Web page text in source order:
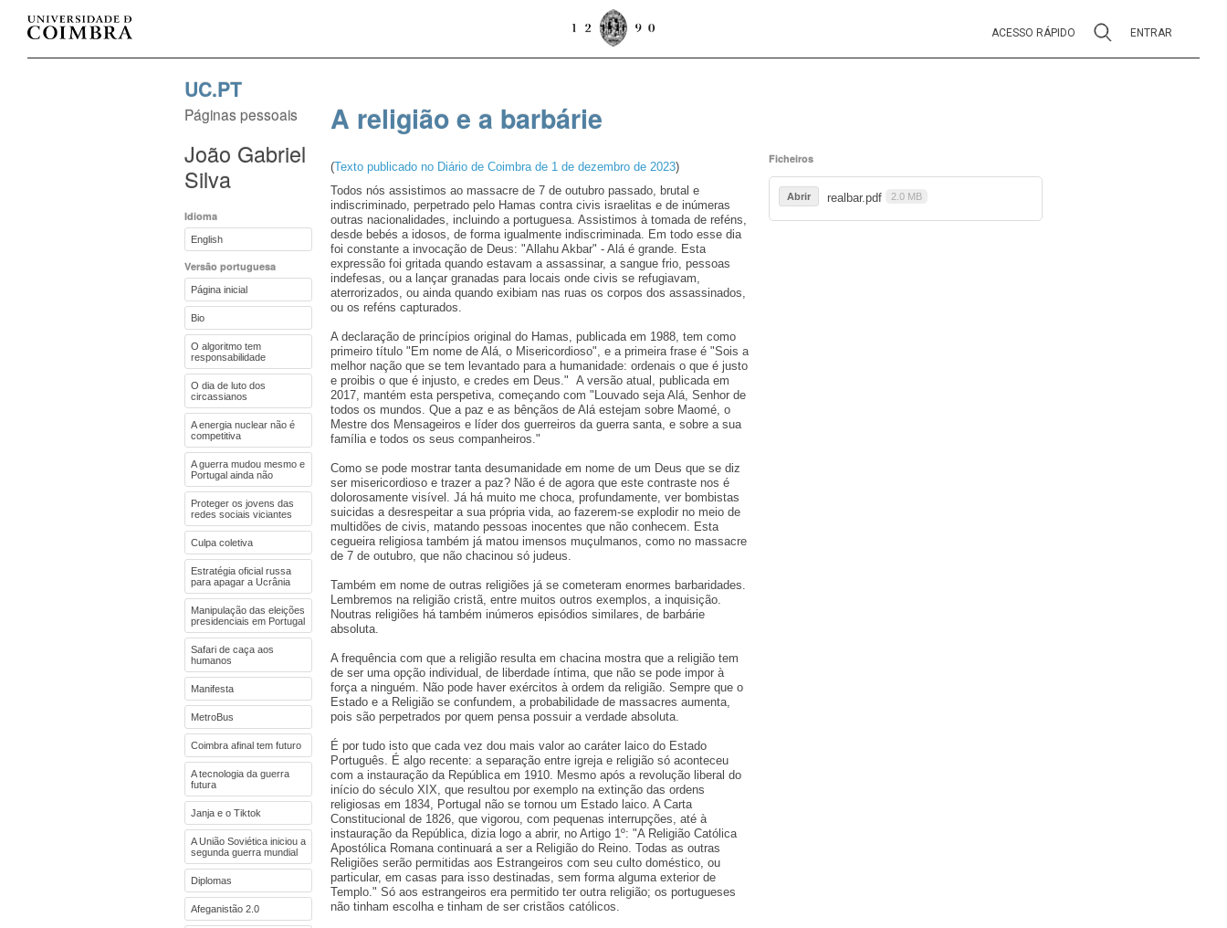
ACESSO RÁPIDO ENTRAR
UC.PT
Páginas pessoais
João Gabriel
Silva
Idioma
English
Versão portuguesa
Página inicial
Bio
O algoritmo tem
responsabilidade
O dia de luto dos
circassianos
A energia nuclear não é
competitiva
A guerra mudou mesmo e
Portugal ainda não
Proteger os jovens das
redes sociais viciantes
Culpa coletiva
Estratégia oficial russa
para apagar a Ucrânia
Manipulação das eleições
presidenciais em Portugal
Safari de caça aos
humanos
Manifesta
MetroBus
Coimbra afinal tem futuro
A tecnologia da guerra
futura
Janja e o Tiktok
A União Soviética iniciou a
segunda guerra mundial
Diplomas
Afeganistão 2.0
A religião e a barbárie
(Texto publicado no Diário de Coimbra de 1 de dezembro de 2023)
Todos nós assistimos ao massacre de 7 de outubro passado, brutal e
indiscriminado, perpetrado pelo Hamas contra civis israelitas e de inúmeras
outras nacionalidades, incluindo a portuguesa. Assistimos à tomada de reféns,
desde bebés a idosos, de forma igualmente indiscriminada. Em todo esse dia
foi constante a invocação de Deus: "Allahu Akbar" - Alá é grande. Esta
expressão foi gritada quando estavam a assassinar, a sangue frio, pessoas
indefesas, ou a lançar granadas para locais onde civis se refugiavam,
aterrorizados, ou ainda quando exibiam nas ruas os corpos dos assassinados,
ou os reféns capturados.
A declaração de princípios original do Hamas, publicada em 1988, tem como
primeiro título "Em nome de Alá, o Misericordioso", e a primeira frase é "Sois a
melhor nação que se tem levantado para a humanidade: ordenais o que é justo
e proibis o que é injusto, e credes em Deus." A versão atual, publicada em
2017, mantém esta perspetiva, começando com "Louvado seja Alá, Senhor de
todos os mundos. Que a paz e as bênçãos de Alá estejam sobre Maomé, o
Mestre dos Mensageiros e líder dos guerreiros da guerra santa, e sobre a sua
família e todos os seus companheiros."
Como se pode mostrar tanta desumanidade em nome de um Deus que se diz
ser misericordioso e trazer a paz? Não é de agora que este contraste nos é
dolorosamente visível. Já há muito me choca, profundamente, ver bombistas
suicidas a desrespeitar a sua própria vida, ao fazerem-se explodir no meio de
multidões de civis, matando pessoas inocentes que não conhecem. Esta
cegueira religiosa também já matou imensos muçulmanos, como no massacre
de 7 de outubro, que não chacinou só judeus.
Também em nome de outras religiões já se cometeram enormes barbaridades.
Lembremos na religião cristã, entre muitos outros exemplos, a inquisição.
Noutras religiões há também inúmeros episódios similares, de barbárie
absoluta.
A frequência com que a religião resulta em chacina mostra que a religião tem
de ser uma opção individual, de liberdade íntima, que não se pode impor à
força a ninguém. Não pode haver exércitos à ordem da religião. Sempre que o
Estado e a Religião se confundem, a probabilidade de massacres aumenta,
pois são perpetrados por quem pensa possuir a verdade absoluta.
É por tudo isto que cada vez dou mais valor ao caráter laico do Estado
Português. É algo recente: a separação entre igreja e religião só aconteceu
com a instauração da República em 1910. Mesmo após a revolução liberal do
início do século XIX, que resultou por exemplo na extinção das ordens
religiosas em 1834, Portugal não se tornou um Estado laico. A Carta
Constitucional de 1826, que vigorou, com pequenas interrupções, até à
instauração da República, dizia logo a abrir, no Artigo 1º: "A Religião Católica
Apostólica Romana continuará a ser a Religião do Reino. Todas as outras
Religiões serão permitidas aos Estrangeiros com seu culto doméstico, ou
particular, em casas para isso destinadas, sem forma alguma exterior de
Templo." Só aos estrangeiros era permitido ter outra religião; os portugueses
não tinham escolha e tinham de ser cristãos católicos.
Ficheiros
Abrir realbar.pdf 2.0 MB